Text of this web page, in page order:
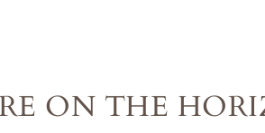
ON THE